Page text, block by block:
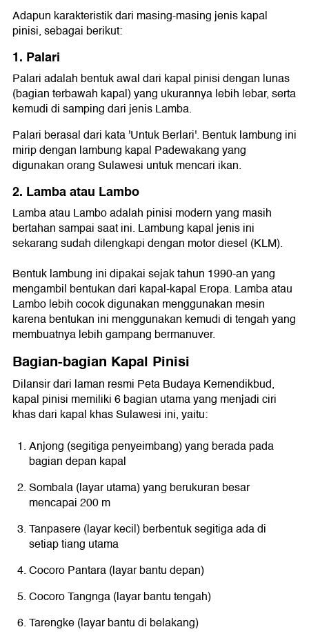
Adapun karakteristik dari masing-masing jenis kapal
pinisi, sebagai berikut:
1. Palari
Palari adalah bentuk awal dari kapal pinisi dengan lunas
(bagian terbawah kapal) yang ukurannya lebih lebar, serta
kemudi di samping dari jenis Lamba.
Palari berasal dari kata 'Untuk Berlari'. Bentuk lambung ini
mirip dengan lambung kapal Padewakang yang
digunakan orang Sulawesi untuk mencari ikan.
2. Lamba atau Lambo
Lamba atau Lambo adalah pinisi modern yang masih
bertahan sampai saat ini. Lambung kapal jenis ini
sekarang sudah dilengkapi dengan motor diesel (KLM).
Bentuk lambung ini dipakai sejak tahun 1990-an yang
mengambil bentukan dari kapal-kapal Eropa. Lamba atau
Lambo lebih cocok digunakan menggunakan mesin
karena bentukan ini menggunakan kemudi di tengah yang
membuatnya lebih gampang bermanuver.
Bagian-bagian Kapal Pinisi
Dilansir dari laman resmi Peta Budaya Kemendikbud,
kapal pinisi memiliki 6 bagian utama yang menjadi ciri
khas dari kapal khas Sulawesi ini, yaitu:
Anjong (segitiga penyeimbang) yang berada pada
bagian depan kapal
Sombala (layar utama) yang berukuran besar
mencapai 200 m
Tanpasere (layar kecil) berbentuk segitiga ada di
setiap tiang utama
Cocoro Pantara (layar bantu depan)
Cocoro Tangnga (layar bantu tengah)
Tarengke (layar bantu di belakang)